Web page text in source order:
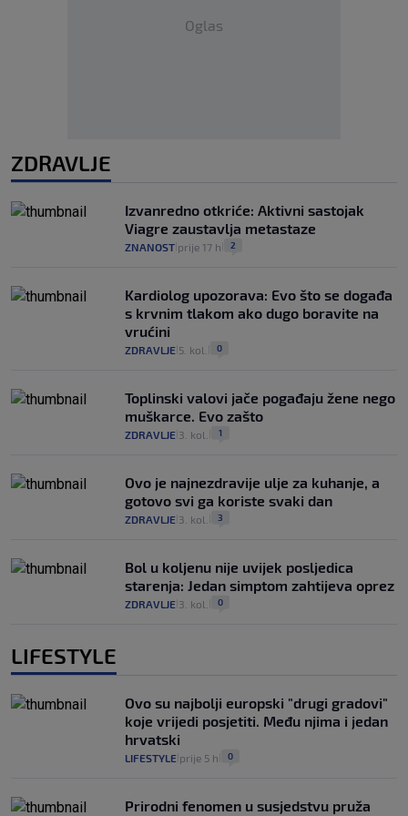
Oglas
ZDRAVLJE
Izvanredno otkriće: Aktivni sastojak
Viagre zaustavlja metastaze
ZNANOST prije 17 h 2
Kardiolog upozorava: Evo što se događa
s krvnim tlakom ako dugo boravite na
vrućini
ZDRAVLJE 5. kol. 0
Toplinski valovi jače pogađaju žene nego
muškarce. Evo zašto
ZDRAVLJE 3. kol. 1
Ovo je najnezdravije ulje za kuhanje, a
gotovo svi ga koriste svaki dan
ZDRAVLJE 3. kol. 3
Bol u koljenu nije uvijek posljedica
starenja: Jedan simptom zahtijeva oprez
ZDRAVLJE 3. kol. 0
LIFESTYLE
Ovo su najbolji europski "drugi gradovi"
koje vrijedi posjetiti. Među njima i jedan
hrvatski
LIFESTYLE prije 5 h 0
Prirodni fenomen u susjedstvu pruža